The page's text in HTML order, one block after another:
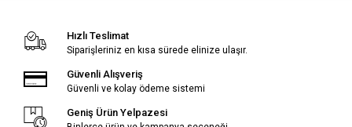
Hızlı Teslimat
Siparişleriniz en kısa sürede elinize ulaşır.
Güvenli Alışveriş
Güvenli ve kolay ödeme sistemi
Geniş Ürün Yelpazesi